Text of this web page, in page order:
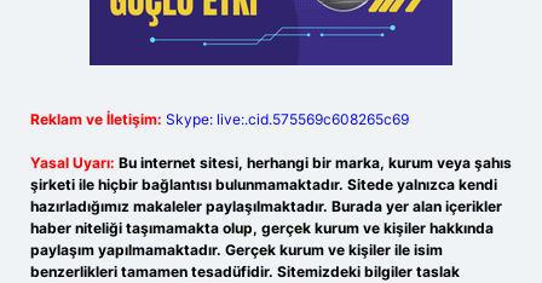
Reklam ve İletişim: Skype: live:.cid.575569c608265c69
Yasal Uyarı: Bu internet sitesi, herhangi bir marka, kurum veya şahıs
şirketi ile hiçbir bağlantısı bulunmamaktadır. Sitede yalnızca kendi
hazırladığımız makaleler paylaşılmaktadır. Burada yer alan içerikler
haber niteliği taşımamakta olup, gerçek kurum ve kişiler hakkında
paylaşım yapılmamaktadır. Gerçek kurum ve kişiler ile isim
benzerlikleri tamamen tesadüfidir. Sitemizdeki bilgiler taslak